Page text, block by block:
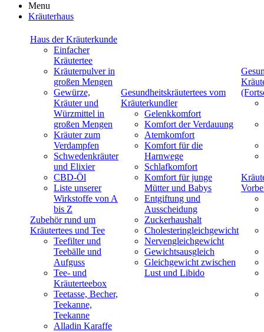
Menu
Kräuterhaus
Haus der Kräuterkunde
Einfacher
Kräutertee
Kräuterpulver in
großen Mengen
Gewürze,
Kräuter und
Würzmittel in
großen Mengen
Kräuter zum
Verdampfen
Schwedenkräuter
und Elixier
CBD-Öl
Liste unserer
Wirkstoffe von A
bis Z
Zubehör rund um
Kräutertees und Tee
Teefilter und
Teebälle und
Aufguss
Tee- und
Kräuterteebox
Teetasse, Becher,
Teekanne,
Teekanne
Alladin Karaffe
Gesundheitskräutertees vom
Kräuterkundler
Gelenkkomfort
Komfort der Verdauung
Atemkomfort
Komfort für die
Harnwege
Schlafkomfort
Komfort für junge
Mütter und Babys
Entgiftung und
Ausscheidung
Zuckerhaushalt
Cholesteringleichgewicht
Nervengleichgewicht
Gewichtsausgleich
Gleichgewicht zwischen
Lust und Libido